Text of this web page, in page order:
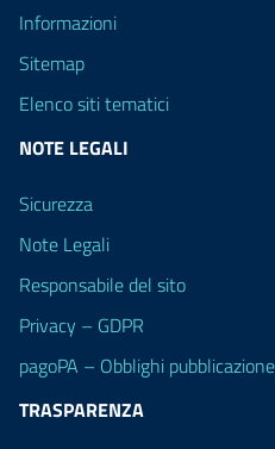
Informazioni
Sitemap
Elenco siti tematici
NOTE LEGALI
Sicurezza
Note Legali
Responsabile del sito
Privacy – GDPR
pagoPA – Obblighi
TRASPARENZA